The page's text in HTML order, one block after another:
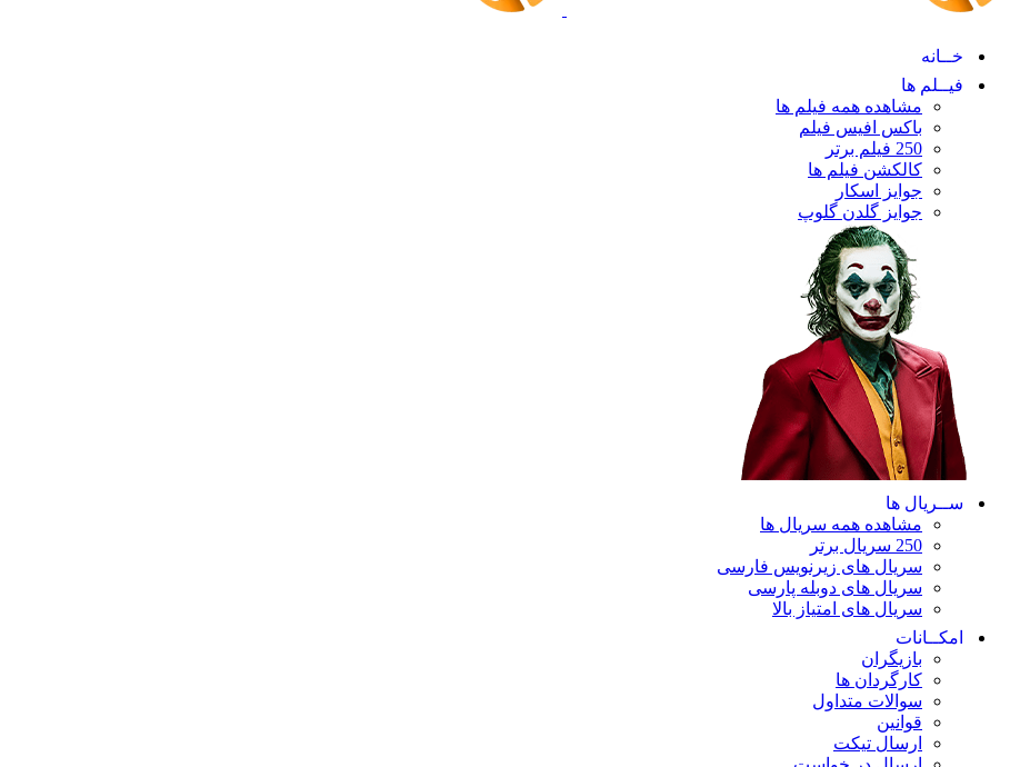
خــانه
فیــلم ها
مشاهده همه فیلم ها
باکس افیس فیلم
250 فیلم برتر
کالکشن فیلم ها
جوایز اسکار
جوایز گلدن گلوپ
ســریال ها
مشاهده همه سریال ها
250 سریال برتر
سریال های زیرنویس فارسی
سریال های دوبله پارسی
سریال های امتیاز بالا
امکــانات
بازیگران
کارگردان ها
سوالات متداول
قوانین
ارسال تیکت